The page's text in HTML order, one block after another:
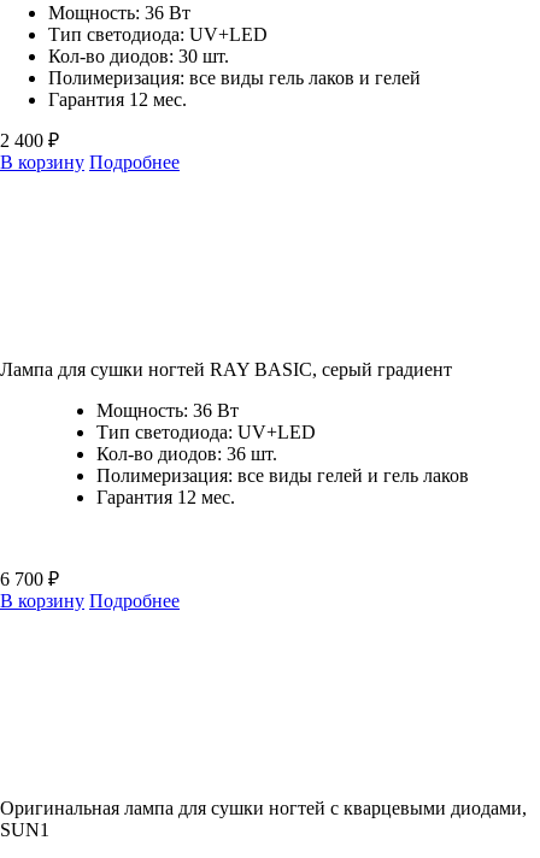
Мощность: 36 Вт
Тип светодиода: UV+LED
Кол-во диодов: 30 шт.
Полимеризация: все виды гель лаков и гелей
Гарантия 12 мес.
2 400 ₽
В корзину Подробнее
Лампа для сушки ногтей RAY BASIС, серый градиент
Мощность: 36 Вт
Тип светодиода: UV+LED
Кол-во диодов: 36 шт.
Полимеризация: все виды гелей и гель лаков
Гарантия 12 мес.
6 700 ₽
В корзину Подробнее
Оригинальная лампа для сушки ногтей с кварцевыми диодами,
SUN1